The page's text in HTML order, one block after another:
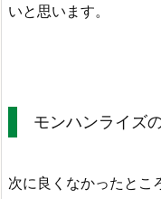
いと思います。
モンハンライズ
次に良くなかったとこ